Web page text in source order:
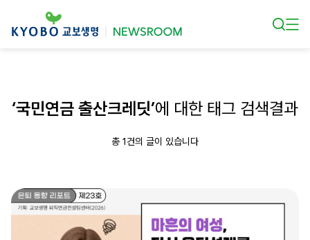
‘국민연금 출산크레딧’에 대한 태그 검색결과
총 1건의 글이 있습니다